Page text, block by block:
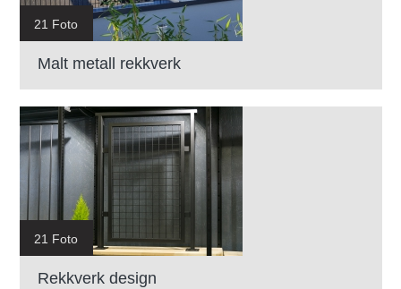
21 Foto
Malt metall rekkverk
21 Foto
Rekkverk design